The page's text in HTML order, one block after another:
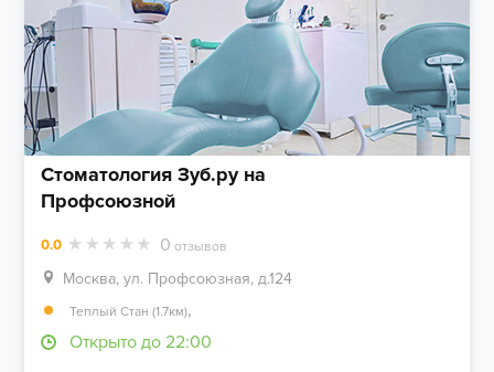
Стоматология Зуб.ру на
Профсоюзной
0.0 0 отзывов
Москва, ул. Профсоюзная, д.124
Теплый Стан (1.7км),
Открыто до 22:00